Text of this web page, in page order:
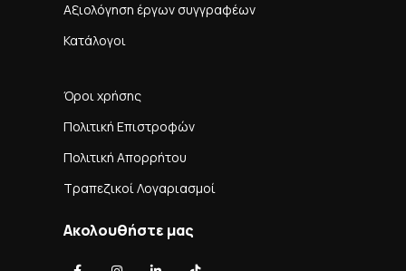
Αξιολόγηση έργων συγγραφέων
Κατάλογοι
Όροι χρήσης
Πολιτική Επιστροφών
Πολιτική Απορρήτου
Τραπεζικοί Λογαριασμοί
Ακολουθήστε μας